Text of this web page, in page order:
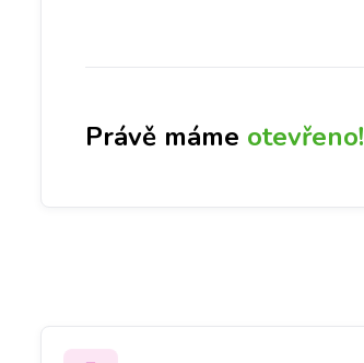
Právě máme otevřeno!